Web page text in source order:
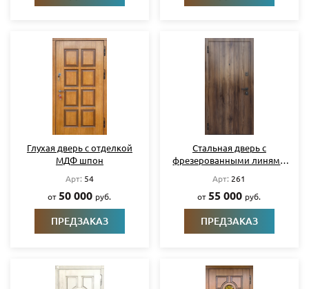
Глухая дверь с отделкой
МДФ шпон
Арт: 54
от50 000 руб.
ПРЕДЗАКАЗ
Стальная дверь с
фрезерованными линями
Арт: 261
от55 000 руб.
ПРЕДЗАКАЗ